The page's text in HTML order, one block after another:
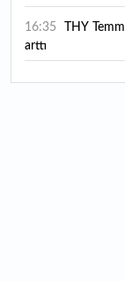
16:35
arttı
16:27 Piyasaların beklediği veri geldi: ABD tarım dışı istihdam